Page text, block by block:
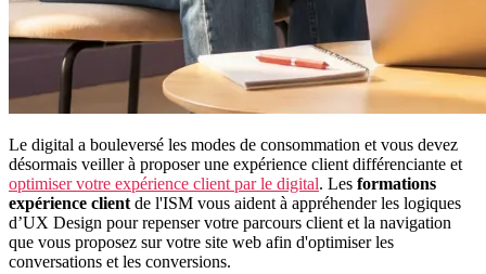
Le digital a bouleversé les modes de consommation et vous devez
désormais veiller à proposer une expérience client différenciante et
optimiser votre expérience client par le digital. Les formations
expérience client de l'ISM vous aident à appréhender les logiques
d’UX Design pour repenser votre parcours client et la navigation
que vous proposez sur votre site web afin d'optimiser les
conversations et les conversions.